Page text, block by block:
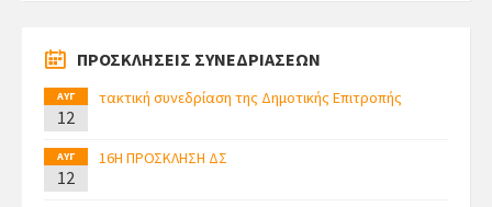
ΠΡΟΣΚΛΗΣΕΙΣ ΣΥΝΕΔΡΙΑΣΕΩΝ
ΑΥΓ
12
τακτική συνεδρίαση της Δημοτικής Επιτροπής
ΑΥΓ
12
16Η ΠΡΟΣΚΛΗΣΗ ΔΣ